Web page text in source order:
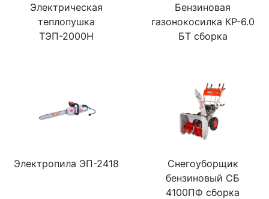
Электрическая
теплопушка
ТЭП-2000Н
Бензиновая
газонокосилка КР-6.0
БТ сборка
Электропила ЭП-2418
Снегоуборщик
бензиновый СБ
4100ПФ сборка